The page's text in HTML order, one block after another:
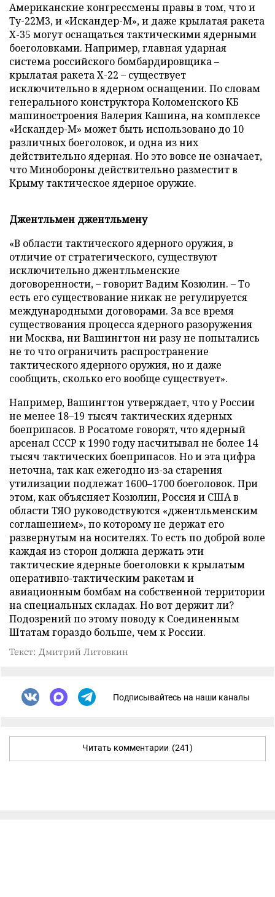
Американские конгрессмены правы в том, что и
Ту-22М3, и «Искандер-М», и даже крылатая ракета
Х-35 могут оснащаться тактическими ядерными
боеголовками. Например, главная ударная
система российского бомбардировщика –
крылатая ракета Х-22 – существует
исключительно в ядерном оснащении. По словам
генерального конструктора Коломенского КБ
машиностроения Валерия Кашина, на комплексе
«Искандер-М» может быть использовано до 10
различных боеголовок, и одна из них
действительно ядерная. Но это вовсе не означает,
что Минобороны действительно разместит в
Крыму тактическое ядерное оружие.
Джентльмен джентльмену
«В области тактического ядерного оружия, в
отличие от стратегического, существуют
исключительно джентльменские
договоренности, – говорит Вадим Козюлин. – То
есть его существование никак не регулируется
международными договорами. За все время
существования процесса ядерного разоружения
ни Москва, ни Вашингтон ни разу не попытались
не то что ограничить распространение
тактического ядерного оружия, но и даже
сообщить, сколько его вообще существует».
Например, Вашингтон утверждает, что у России
не менее 18–19 тысяч тактических ядерных
боеприпасов. В Росатоме говорят, что ядерный
арсенал СССР к 1990 году насчитывал не более 14
тысяч тактических боеприпасов. Но и эта цифра
неточна, так как ежегодно из-за старения
утилизации подлежат 1600–1700 боеголовок. При
этом, как объясняет Козюлин, Россия и США в
области ТЯО руководствуются «джентльменским
соглашением», по которому не держат его
развернутым на носителях. То есть по доброй воле
каждая из сторон должна держать эти
тактические ядерные боеголовки к крылатым
оперативно-тактическим ракетам и
авиационным бомбам на собственной территории
на специальных складах. Но вот держит ли?
Подозрений по этому поводу к Соединенным
Штатам гораздо больше, чем к России.
Текст: Дмитрий Литовкин
Подписывайтесь на наши каналы
Читать комментарии (241)